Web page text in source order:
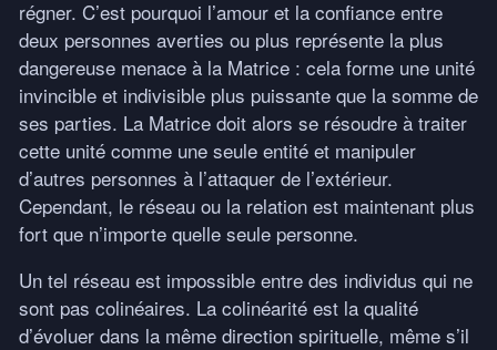
régner. C’est pourquoi l’amour et la confiance entre
deux personnes averties ou plus représente la plus
dangereuse menace à la Matrice : cela forme une unité
invincible et indivisible plus puissante que la somme de
ses parties. La Matrice doit alors se résoudre à traiter
cette unité comme une seule entité et manipuler
d’autres personnes à l’attaquer de l’extérieur.
Cependant, le réseau ou la relation est maintenant plus
fort que n’importe quelle seule personne.
Un tel réseau est impossible entre des individus qui ne
sont pas colinéaires. La colinéarité est la qualité
d’évoluer dans la même direction spirituelle, même s’il